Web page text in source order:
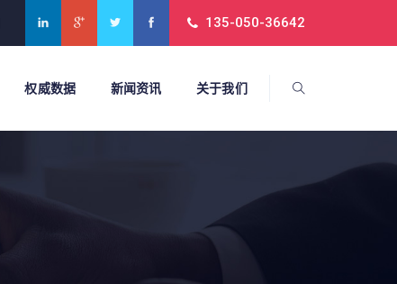
135-050-36642
权威数据 新闻资讯 关于我们